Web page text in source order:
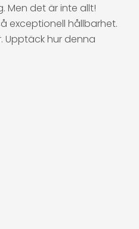
Men det är inte allt!
exceptionell hållbarhet.
Upptäck hur denna